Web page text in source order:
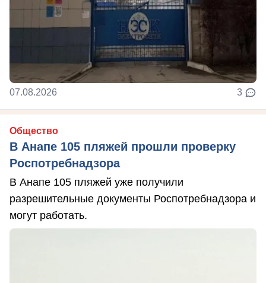
07.08.2026 3
Общество
В Анапе 105 пляжей прошли проверку
Роспотребнадзора
В Анапе 105 пляжей уже получили
разрешительные документы Роспотребнадзора и
могут работать.